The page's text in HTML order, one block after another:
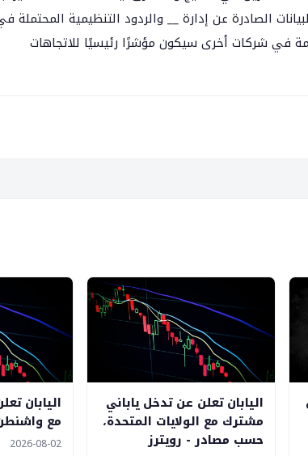
الصادرة عن إدارة __ والردود التنظيمية المحتملة
في شركات أخرى سيكون مؤشرًا رئيسيًا للاتجاهات
اليابان تعلن عن تدخل ياباني
مشترك مع الولايات المتحدة،
حسب مصادر - رويترز
اليابان
مع
2026-08-02